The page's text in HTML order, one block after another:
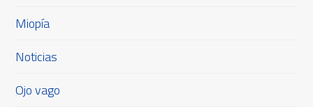
Miopía
Noticias
Ojo vago